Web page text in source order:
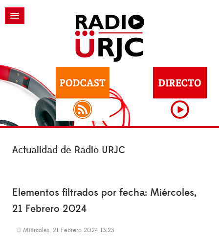
Actualidad de Radio URJC
Elementos filtrados por fecha: Miércoles,
21 Febrero 2024
Miércoles, 21 Febrero 2024 13:23